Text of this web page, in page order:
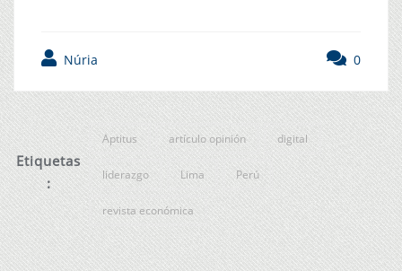
Núria 0
Etiquetas
:
Aptitus artículo opinión digital
liderazgo Lima Perú
revista económica